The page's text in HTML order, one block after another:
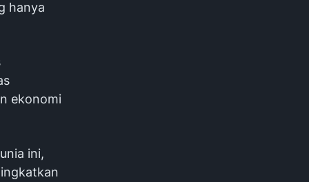
hanya
ekonomi
ini,